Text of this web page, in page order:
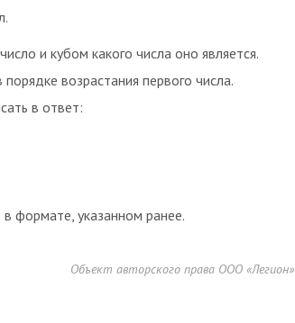
и кубом какого числа оно является.
возрастания первого числа.
в ответ:
формате, указанном ранее.
Объект авторского права ООО «Легион»